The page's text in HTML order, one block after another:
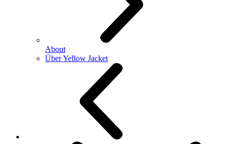
About
Über Yellow Jacket